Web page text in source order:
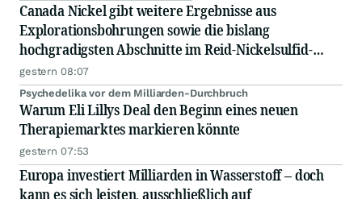
Canada Nickel gibt weitere Ergebnisse aus
Explorationsbohrungen sowie die bislang
hochgradigsten Abschnitte im Reid-Nickelsulfid-
Projekt bekannt
gestern 08:07
Psychedelika vor dem Milliarden-Durchbruch
Warum Eli Lillys Deal den Beginn eines neuen
Therapiemarktes markieren könnte
gestern 07:53
Europa investiert Milliarden in Wasserstoff – doch
kann es sich leisten, ausschließlich auf